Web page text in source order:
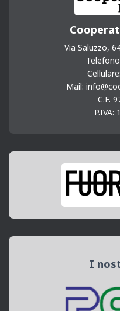
Via Saluzzo,
Mail:
C.F.
P.IVA:
I